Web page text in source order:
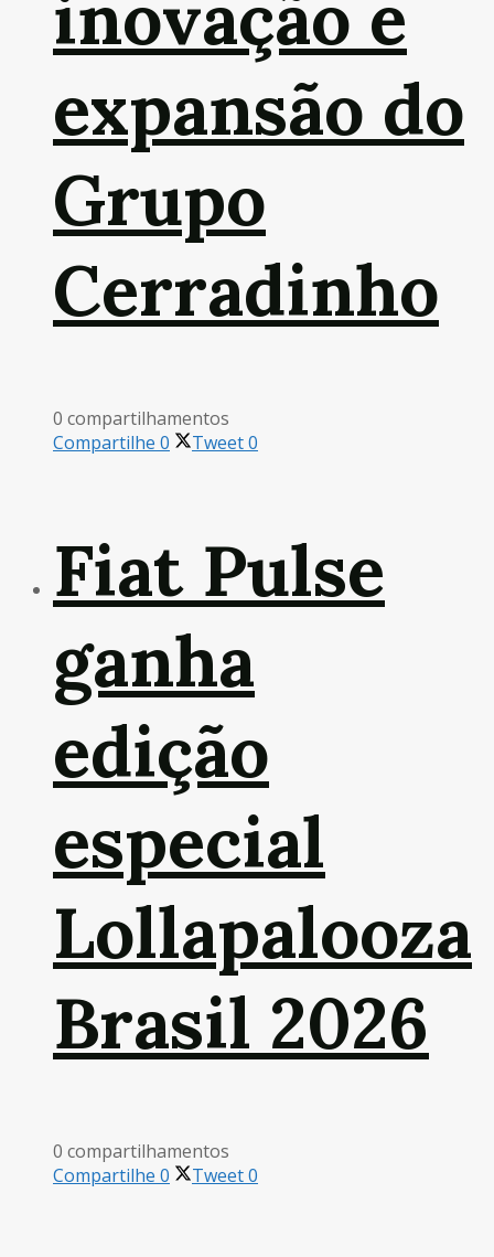
inovação e
expansão do
Grupo
Cerradinho
0 compartilhamentos
Compartilhe 0 Tweet0
Fiat Pulse
ganha
edição
especial
Lollapalooza
Brasil 2026
0 compartilhamentos
Compartilhe 0 Tweet0